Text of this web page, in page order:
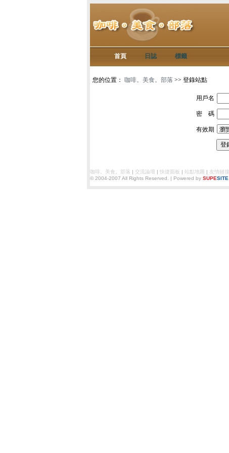
首頁 日誌 標籤
您的位置： 咖啡。美食。部落 >> 登錄站點
用戶名
密 碼
有效期
登
咖啡。美食。部落 | 交流論壇 | 快捷面板 | 站點地圖 | 友情鏈接
© 2004-2007 All Rights Reserved. | Powered by SUPESITE